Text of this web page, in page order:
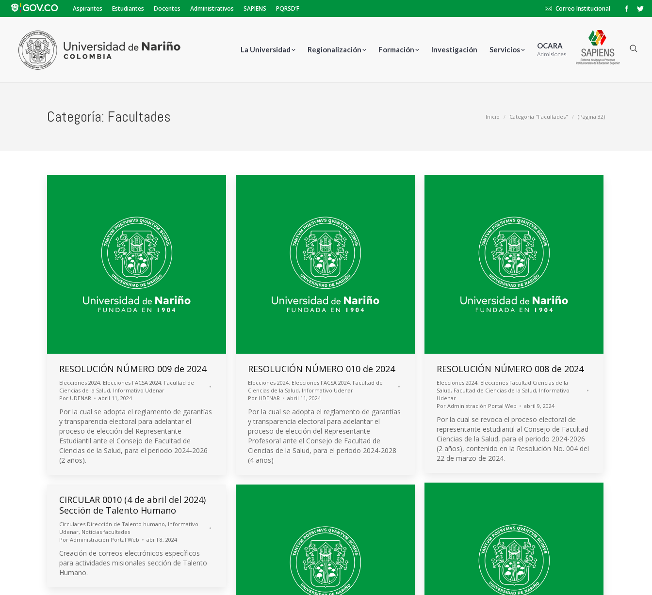
Aspirantes Estudiantes Docentes Administrativos SAPIENS PQRSD’F Correo Institucional
La Universidad Regionalización Formación Investigación Servicios OCARA
Admisiones
Categoría: Facultades Inicio Categoría "Facultades" (Página 32)
RESOLUCIÓN NÚMERO 009 de 2024
Elecciones 2024, Elecciones FACSA 2024, Facultad de
Ciencias de la Salud, Informativo Udenar
Por UDENAR abril 11, 2024
Por la cual se adopta el reglamento de garantías
y transparencia electoral para adelantar el
proceso de elección del Representante
Estudiantil ante el Consejo de Facultad de
Ciencias de la Salud, para el periodo 2024-2026
(2 años).
RESOLUCIÓN NÚMERO 010 de 2024
Elecciones 2024, Elecciones FACSA 2024, Facultad de
Ciencias de la Salud, Informativo Udenar
Por UDENAR abril 11, 2024
Por la cual se adopta el reglamento de garantías
y transparencia electoral para adelantar el
proceso de elección del Representante
Profesoral ante el Consejo de Facultad de
Ciencias de la Salud, para el periodo 2024-2028
(4 años)
RESOLUCIÓN NÚMERO 008 de 2024
Elecciones 2024, Elecciones Facultad Ciencias de la
Salud, Facultad de Ciencias de la Salud, Informativo
Udenar
Por Administración Portal Web abril 9, 2024
Por la cual se revoca el proceso electoral de
representante estudiantil al Consejo de Facultad
Ciencias de la Salud, para el periodo 2024-2026
(2 años), contenido en la Resolución No. 004 del
22 de marzo de 2024.
CIRCULAR 0010 (4 de abril del 2024)
Sección de Talento Humano
Circulares Dirección de Talento humano, Informativo
Udenar, Noticias facultades
Por Administración Portal Web abril 8, 2024
Creación de correos electrónicos específicos
para actividades misionales sección de Talento
Humano.